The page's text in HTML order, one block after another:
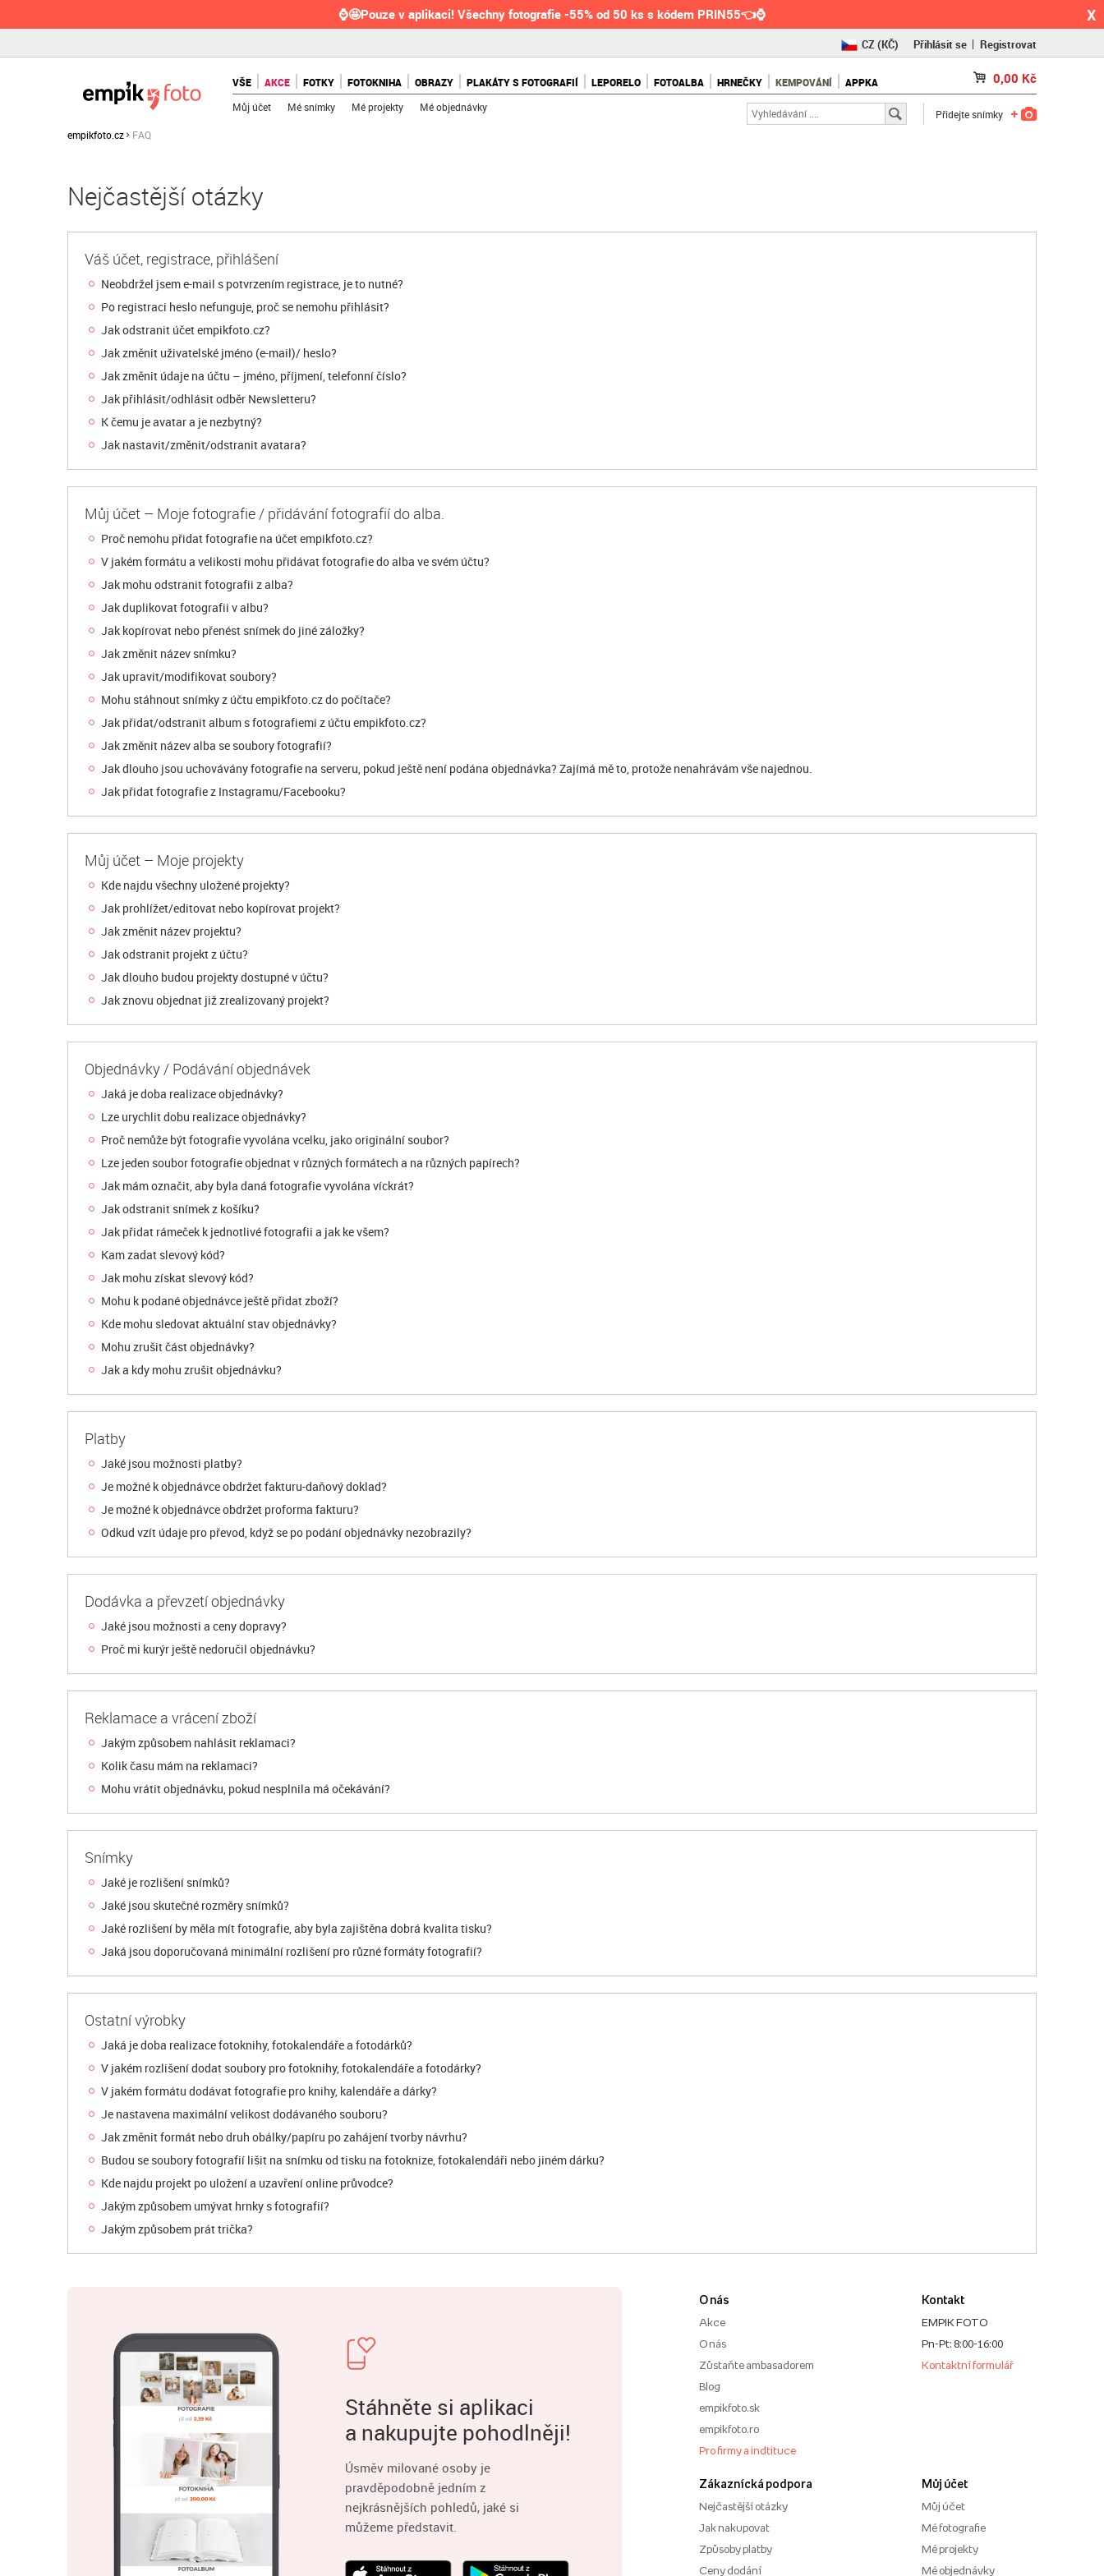
⌚🤩Pouze v aplikaci! Všechny fotografie -55% od 50 ks s kódem PRIN55👈⌚ X
CZ(KČ)
RO(RON)
Přihlásit se Registrovat
VŠE AKCE FOTKY FOTOKNIHA OBRAZY PLAKÁTY S FOTOGRAFIÍ LEPORELO FOTOALBA HRNEČKY KEMPOVÁNÍ APPKA 0,00 Kč
Můj účet Mé snímky Mé projekty Mé objednávky
Přidejte snímky
empikfoto.cz
FAQ
Nejčastější otázky
Váš účet, registrace, přihlášení
Neobdržel jsem e-mail s potvrzením registrace, je to nutné?
Po registraci heslo nefunguje, proč se nemohu přihlásit?
Jak odstranit účet empikfoto.cz?
Jak změnit uživatelské jméno (e-mail)/ heslo?
Jak změnit údaje na účtu – jméno, příjmení, telefonní číslo?
Jak přihlásit/odhlásit odběr Newsletteru?
K čemu je avatar a je nezbytný?
Jak nastavit/změnit/odstranit avatara?
Můj účet – Moje fotografie / přidávání fotografií do alba.
Proč nemohu přidat fotografie na účet empikfoto.cz?
V jakém formátu a velikosti mohu přidávat fotografie do alba ve svém účtu?
Jak mohu odstranit fotografii z alba?
Jak duplikovat fotografii v albu?
Jak kopírovat nebo přenést snímek do jiné záložky?
Jak změnit název snímku?
Jak upravit/modifikovat soubory?
Mohu stáhnout snímky z účtu empikfoto.cz do počítače?
Jak přidat/odstranit album s fotografiemi z účtu empikfoto.cz?
Jak změnit název alba se soubory fotografií?
Jak dlouho jsou uchovávány fotografie na serveru, pokud ještě není podána objednávka? Zajímá mě to, protože nenahrávám vše najednou.
Jak přidat fotografie z Instagramu/Facebooku?
Můj účet – Moje projekty
Kde najdu všechny uložené projekty?
Jak prohlížet/editovat nebo kopírovat projekt?
Jak změnit název projektu?
Jak odstranit projekt z účtu?
Jak dlouho budou projekty dostupné v účtu?
Jak znovu objednat již zrealizovaný projekt?
Objednávky / Podávání objednávek
Jaká je doba realizace objednávky?
Lze urychlit dobu realizace objednávky?
Proč nemůže být fotografie vyvolána vcelku, jako originální soubor?
Lze jeden soubor fotografie objednat v různých formátech a na různých papírech?
Jak mám označit, aby byla daná fotografie vyvolána víckrát?
Jak odstranit snímek z košíku?
Jak přidat rámeček k jednotlivé fotografii a jak ke všem?
Kam zadat slevový kód?
Jak mohu získat slevový kód?
Mohu k podané objednávce ještě přidat zboží?
Kde mohu sledovat aktuální stav objednávky?
Mohu zrušit část objednávky?
Jak a kdy mohu zrušit objednávku?
Platby
Jaké jsou možnosti platby?
Je možné k objednávce obdržet fakturu-daňový doklad?
Je možné k objednávce obdržet proforma fakturu?
Odkud vzít údaje pro převod, když se po podání objednávky nezobrazily?
Dodávka a převzetí objednávky
Jaké jsou možnosti a ceny dopravy?
Proč mi kurýr ještě nedoručil objednávku?
Reklamace a vrácení zboží
Jakým způsobem nahlásit reklamaci?
Kolik času mám na reklamaci?
Mohu vrátit objednávku, pokud nesplnila má očekávání?
Snímky
Jaké je rozlišení snímků?
Jaké jsou skutečné rozměry snímků?
Jaké rozlišení by měla mít fotografie, aby byla zajištěna dobrá kvalita tisku?
Jaká jsou doporučovaná minimální rozlišení pro různé formáty fotografií?
Ostatní výrobky
Jaká je doba realizace fotoknihy, fotokalendáře a fotodárků?
V jakém rozlišení dodat soubory pro fotoknihy, fotokalendáře a fotodárky?
V jakém formátu dodávat fotografie pro knihy, kalendáře a dárky?
Je nastavena maximální velikost dodávaného souboru?
Jak změnit formát nebo druh obálky/papíru po zahájení tvorby návrhu?
Budou se soubory fotografií lišit na snímku od tisku na fotoknize, fotokalendáři nebo jiném dárku?
Kde najdu projekt po uložení a uzavření online průvodce?
Jakým způsobem umývat hrnky s fotografií?
Jakým způsobem prát trička?
Stáhněte si aplikaci
a nakupujte pohodlněji!
Úsměv milované osoby je
pravděpodobně jedním z
nejkrásnějších pohledů, jaké si
můžeme představit.
O nás
Akce
O nás
Zůstaňte ambasadorem
Blog
empikfoto.sk
empikfoto.ro
Pro firmy a indtituce
Zákaznícká podpora
Nejčastější otázky
Jak nakupovat
Způsoby platby
Ceny dodání
Kontakt
EMPIK FOTO
Pn-Pt: 8:00-16:00
Kontaktní formulář
Můj účet
Můj účet
Mé fotografie
Mé projekty
Mé objednávky